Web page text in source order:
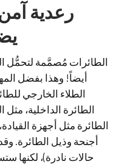
رعدية
أيضاً! وهذا بفضل
الطلاء الخارجي
الطائرة الداخلية،
الطائرة مثل أجهزة
أجنحة وذيل الطائرة.
حالات نادرة)، لكنها